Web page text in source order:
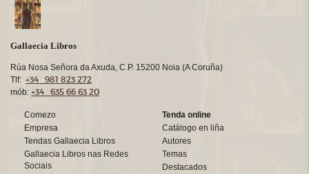
Gallaecia Libros
Rúa Nosa Señora da Axuda, C.P. 15200 Noia (A Coruña)
Tlf: +34 981 823 272
mób: +34 635 66 63 20
Comezo
Empresa
Tendas Gallaecia Libros
Gallaecia Libros nas Redes
Sociais
Tenda online
Catálogo en liña
Autores
Temas
Destacados